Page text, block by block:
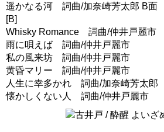
遥かなる河 詞曲/加奈崎芳太郎 B面
[B]
Whisky Romance 詞曲/仲井戸麗市
雨に唄えば 詞曲/仲井戸麗市
私の風来坊 詞曲/仲井戸麗市
黄昏マリー 詞曲/仲井戸麗市
人生に幸多かれ 詞曲/加奈崎芳太郎
懐かしくない人 詞曲/仲井戸麗市